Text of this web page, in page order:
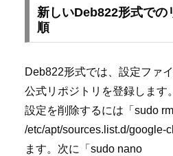
新しいDeb822形式での
順
Deb822形式では、設定ファ
公式リポジトリを登録します
設定を削除するには「sudo rm
/etc/apt/sources.list.d/google-
ます。次に「sudo nano